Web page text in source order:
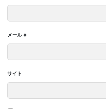
メール※
サイト